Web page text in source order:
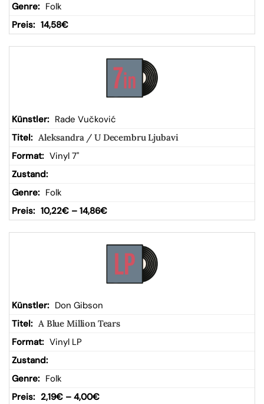
Folk
14,58€
Rade Vučković
Aleksandra / U Decembru Ljubavi
Vinyl 7"
Folk
10,22€ – 14,86€
Don Gibson
A Blue Million Tears
Vinyl LP
Folk
2,19€ – 4,00€